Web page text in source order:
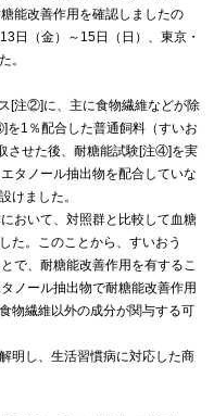
能改善作用を確認しましたの
日（金）～15日（日）、東京・
。
[注②]に、主に食物繊維などが除
1％配合した普通飼料（すいお
させた後、耐糖能試験[注④]を実
タノール抽出物を配合していな
けました。
おいて、対照群と比較して血糖
た。このことから、すいおう
で、耐糖能改善作用を有するこ
ノール抽出物で耐糖能改善作用
物繊維以外の成分が関与する可
明し、生活習慣病に対応した商